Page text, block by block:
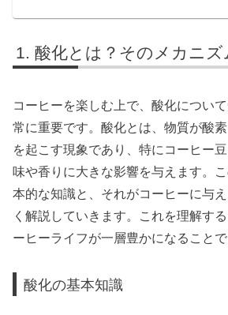
酸化とは？そのメカニズ
コーヒーを楽しむ上で、酸化につい
常に重要です。酸化とは、物質が酸
を起こす現象であり、特にコーヒー
味や香りに大きな影響を与えます。
本的な知識と、それがコーヒーに与
く解説していきます。これを理解す
ーヒーライフが一層豊かになることで
酸化の基本知識